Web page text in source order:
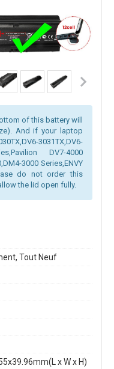
of this battery will
And if your laptop
3031TX,DV6-
DV7-4000
3000 Series,ENVY
do not order this
the lid open fully.
Tout Neuf
x W x H)